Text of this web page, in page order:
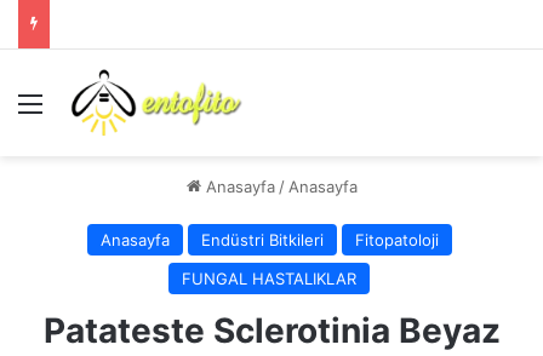
Menü
Anasayfa / Anasayfa
Anasayfa Endüstri Bitkileri
Fitopatoloji
FUNGAL HASTALIKLAR
Patateste Sclerotinia Beyaz